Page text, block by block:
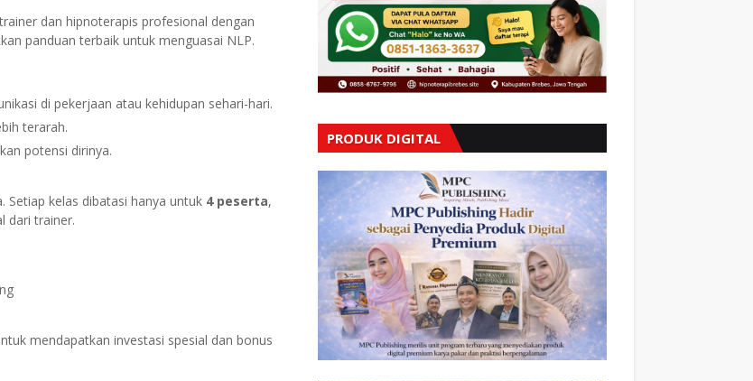
dan hipnoterapis profesional dengan
panduan terbaik untuk menguasai NLP.
di pekerjaan atau kehidupan sehari-hari.
terarah.
potensi dirinya.
kelas dibatasi hanya untuk 4 peserta,
dari trainer.
mendapatkan investasi spesial dan bonus
PRODUK DIGITAL